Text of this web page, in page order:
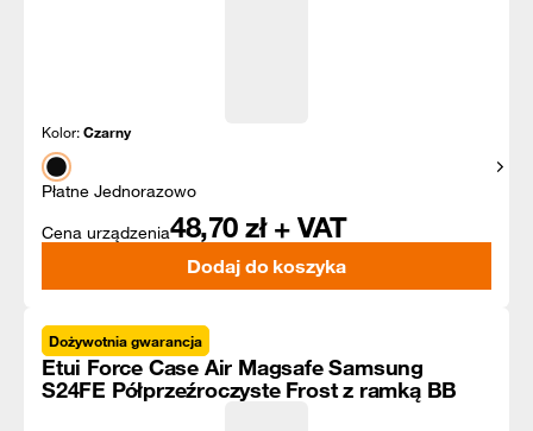
Kolor:Czarny
Płatne Jednorazowo
Cena urządzenia48,70 zł + VAT
Dodaj do koszyka
Dożywotnia gwarancja
Etui Force Case Air Magsafe Samsung
S24FE Półprzeźroczyste Frost z ramką BB